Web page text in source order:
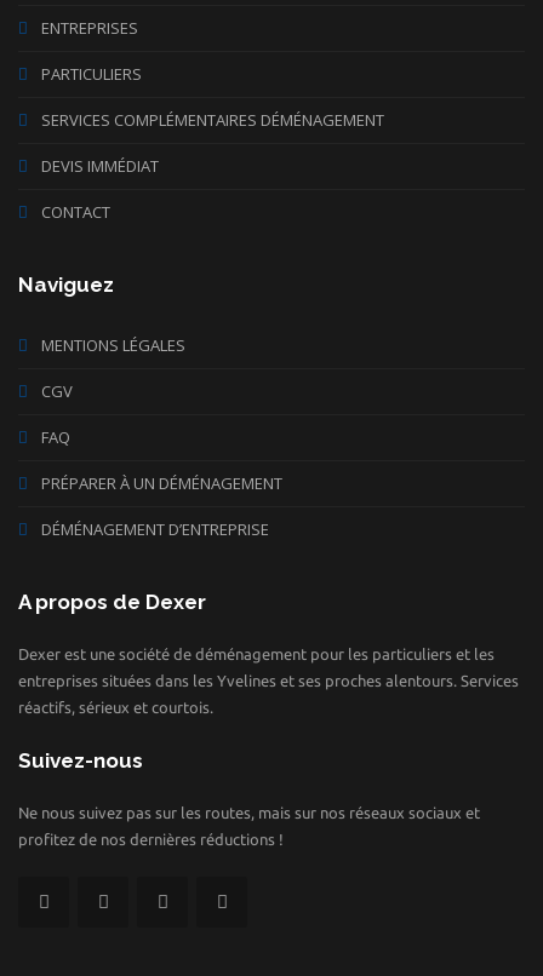
ENTREPRISES
PARTICULIERS
SERVICES COMPLÉMENTAIRES DÉMÉNAGEMENT
DEVIS IMMÉDIAT
CONTACT
Naviguez
MENTIONS LÉGALES
CGV
FAQ
PRÉPARER À UN DÉMÉNAGEMENT
DÉMÉNAGEMENT D’ENTREPRISE
A propos de Dexer
Dexer est une société de déménagement pour les particuliers et les
entreprises situées dans les Yvelines et ses proches alentours. Services
réactifs, sérieux et courtois.
Suivez-nous
Ne nous suivez pas sur les routes, mais sur nos réseaux sociaux et
profitez de nos dernières réductions !